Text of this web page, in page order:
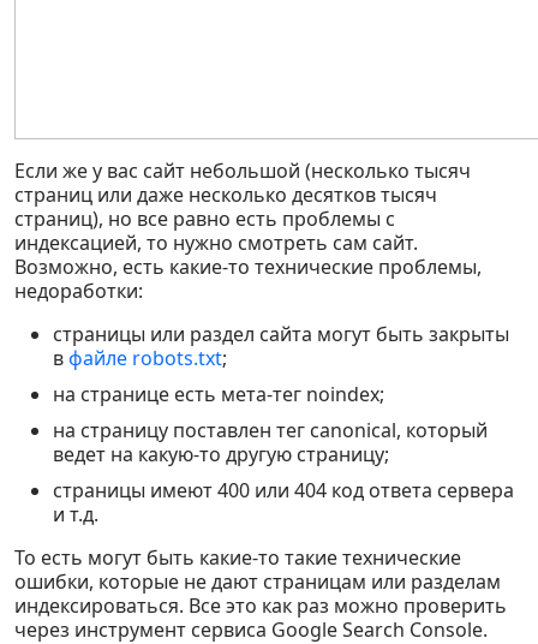
Если же у вас сайт небольшой (несколько тысяч
страниц или даже несколько десятков тысяч
страниц), но все равно есть проблемы с
индексацией, то нужно смотреть сам сайт.
Возможно, есть какие-то технические проблемы,
недоработки:
страницы или раздел сайта могут быть закрыты
вфайле robots.txt;
на странице есть мета-тег noindex;
на страницу поставлен тег canonical, который
ведет на какую-то другую страницу;
страницы имеют 400 или 404 код ответа сервера
и т.д.
То есть могут быть какие-то такие технические
ошибки, которые не дают страницам или разделам
индексироваться. Все это как раз можно проверить
через инструмент сервиса Google Search Console.